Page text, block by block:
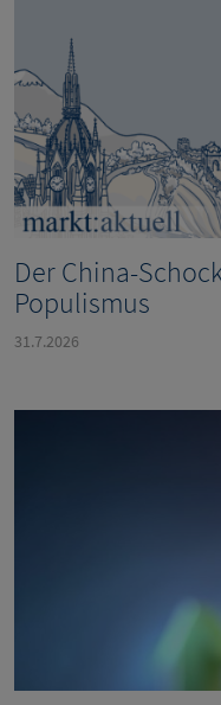
Der China-
Populismus
31.7.2026